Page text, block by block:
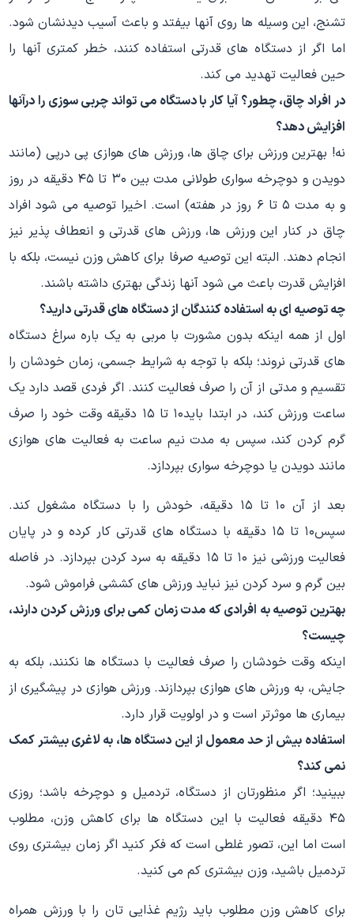
تشنج، این وسیله ها روی آنها بیفتد و باعث آسیب دیدنشان شود.
اما اگر از دستگاه های قدرتی استفاده کنند، خطر کمتری آنها را
حین فعالیت تهدید می کند.
در افراد چاق، چطور؟ آیا کار با دستگاه می تواند چربی سوزی را درآنها
افزایش دهد؟
نه! بهترین ورزش برای چاق ها، ورزش های هوازی پی درپی (مانند
دویدن و دوچرخه سواری طولانی مدت بین ۳۰ تا ۴۵ دقیقه در روز
و به مدت ۵ تا ۶ روز در هفته) است. اخیرا توصیه می شود افراد
چاق در کنار این ورزش ها، ورزش های قدرتی و انعطاف پذیر نیز
انجام دهند. البته این توصیه صرفا برای کاهش وزن نیست، بلکه با
افزایش قدرت باعث می شود آنها زندگی بهتری داشته باشند.
چه توصیه ای به استفاده کنندگان از دستگاه های قدرتی دارید؟
اول از همه اینکه بدون مشورت با مربی به یک باره سراغ دستگاه
های قدرتی نروند؛ بلکه با توجه به شرایط جسمی، زمان خودشان را
تقسیم و مدتی از آن را صرف فعالیت کنند. اگر فردی قصد دارد یک
ساعت ورزش کند، در ابتدا باید۱۰ تا ۱۵ دقیقه وقت خود را صرف
گرم کردن کند، سپس به مدت نیم ساعت به فعالیت های هوازی
مانند دویدن یا دوچرخه سواری بپردازد.
بعد از آن ۱۰ تا ۱۵ دقیقه، خودش را با دستگاه مشغول کند.
سپس۱۰ تا ۱۵ دقیقه با دستگاه های قدرتی کار کرده و در پایان
فعالیت ورزشی نیز ۱۰ تا ۱۵ دقیقه به سرد کردن بپردازد. در فاصله
بین گرم و سرد کردن نیز نباید ورزش های کششی فراموش شود.
بهترین توصیه به افرادی که مدت زمان کمی برای ورزش کردن دارند،
چیست؟
اینکه وقت خودشان را صرف فعالیت با دستگاه ها نکنند، بلکه به
جایش، به ورزش های هوازی بپردازند. ورزش هوازی در پیشگیری از
بیماری ها موثرتر است و در اولویت قرار دارد.
استفاده بیش از حد معمول از این دستگاه ها، به لاغری بیشتر کمک
نمی کند؟
ببینید؛ اگر منظورتان از دستگاه، تردمیل و دوچرخه باشد؛ روزی
۴۵ دقیقه فعالیت با این دستگاه ها برای کاهش وزن، مطلوب
است اما این، تصور غلطی است که فکر کنید اگر زمان بیشتری روی
تردمیل باشید، وزن بیشتری کم می کنید.
برای کاهش وزن مطلوب باید رژیم غذایی تان را با ورزش همراه